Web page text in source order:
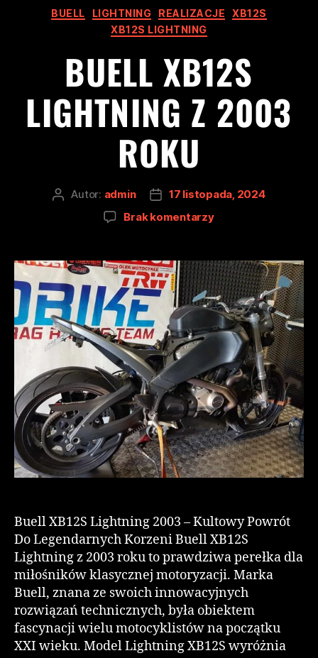
BUELL LIGHTNING REALIZACJE
XB12S
XB12S LIGHTNING
BUELL XB12S
LIGHTNING Z 2003
ROKU
Autor: admin
17 listopada, 2024
Brak komentarzy
Buell XB12S Lightning 2003 – Kultowy Powrót
Do Legendarnych Korzeni Buell XB12S
Lightning z 2003 roku to prawdziwa perełka dla
miłośników klasycznej motoryzacji. Marka
Buell, znana ze swoich innowacyjnych
rozwiązań technicznych, była obiektem
fascynacji wielu motocyklistów na początku
XXI wieku. Model Lightning XB12S wyróżnia